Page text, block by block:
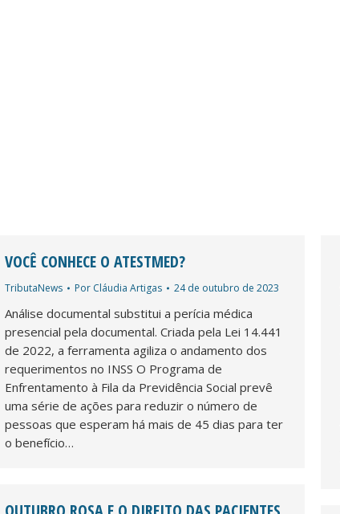
VOCÊ CONHECE O ATESTMED?
TributaNews Por Cláudia Artigas 24 de outubro de 2023
Análise documental substitui a perícia médica
presencial pela documental. Criada pela Lei 14.441
de 2022, a ferramenta agiliza o andamento dos
requerimentos no INSS O Programa de
Enfrentamento à Fila da Previdência Social prevê
uma série de ações para reduzir o número de
pessoas que esperam há mais de 45 dias para ter
o benefício…